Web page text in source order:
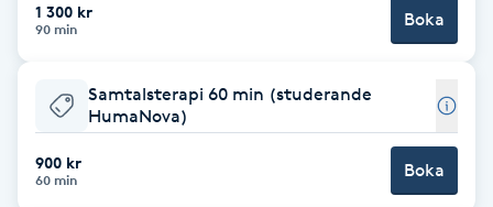
Bröllopsuppsättning
C
Celluliter
Coachning
1 300 kr
90 min Boka
Samtalsterapi 60 min (studerande
HumaNova)
900 kr
60 min Boka